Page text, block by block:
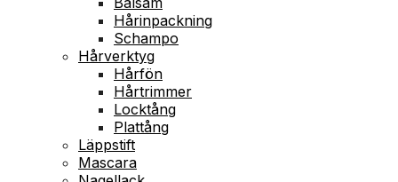
Hårinpackning
Schampo
Hårverktyg
Hårfön
Hårtrimmer
Locktång
Plattång
Läppstift
Mascara